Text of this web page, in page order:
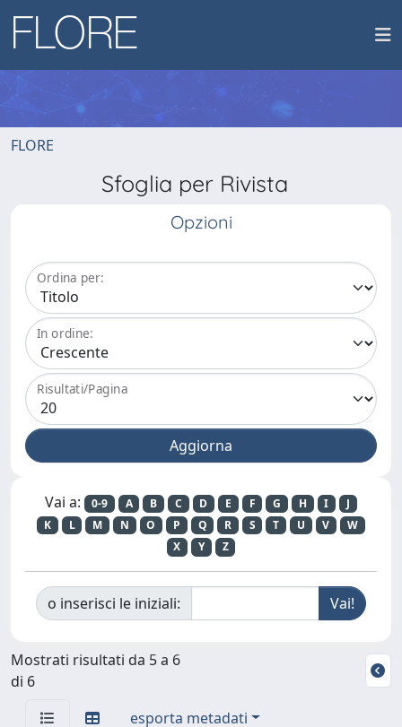
FLORE
Sfoglia per Rivista
Opzioni
Ordina per:
In ordine:
Risultati/Pagina
Vai a: 0-9 A B C D E F G H I
J
K
L M N O P Q R S T U V
W
X
Y Z
o inserisci le iniziali:
Mostrati risultati da 5 a 6
di 6
esporta metadati